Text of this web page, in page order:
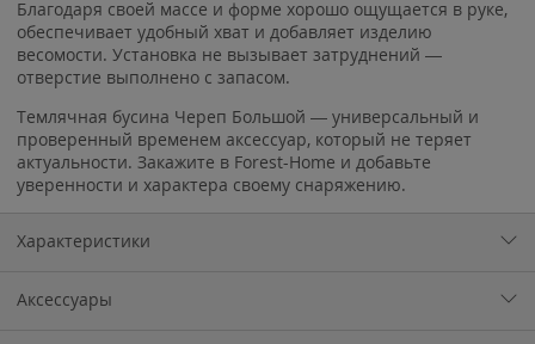
Благодаря своей массе и форме хорошо ощущается в руке,
обеспечивает удобный хват и добавляет изделию
весомости. Установка не вызывает затруднений —
отверстие выполнено с запасом.
Темлячная бусина Череп Большой — универсальный и
проверенный временем аксессуар, который не теряет
актуальности. Закажите в Forest-Home и добавьте
уверенности и характера своему снаряжению.
Характеристики
Аксессуары